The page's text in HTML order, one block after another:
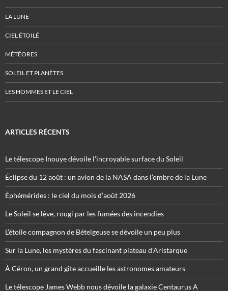
LA LUNE
CIEL ÉTOILÉ
MÉTÉORES
SOLEIL ET PLANÈTES
LES HOMMES ET LE CIEL
ARTICLES RÉCENTS
Le télescope Inouye dévoile l’incroyable surface du Soleil
Éclipse du 12 août : un avion de la NASA dans l’ombre de la Lune
Éphémérides : le ciel du mois d’août 2026
Le Soleil se lève, rougi par les fumées des incendies
L’étoile compagnon de Bételgeuse se dévoile un peu plus
Sur la Lune, les mystères du fascinant plateau d’Aristarque
À Céron, un grand gîte accueille les astronomes amateurs
Le télescope James Webb nous dévoile la galaxie Centaurus A